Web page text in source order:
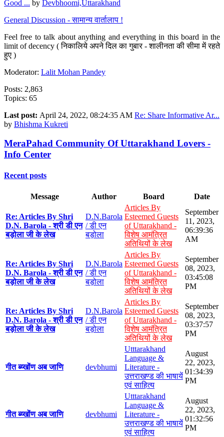
Good ... by Devbhoomi,Uttarakhand
General Discussion - सामान्य वार्तालाप !
Feel free to talk about anything and everything in this board in the
limit of decency ( निकालिये अपने दिल का गुबार - शालीनता की सीमा में रहते
हुए )
Moderator: Lalit Mohan Pandey
Posts: 2,863
Topics: 65
Last post: April 24, 2022, 08:24:35 AM Re: Share Informative Ar...
by Bhishma Kukreti
MeraPahad Community Of Uttarakhand Lovers -
Info Center
Recent posts
Message Author Board Date
Re: Articles By Shri
D.N. Barola - श्री डी एन
बड़ोला जी के लेख
D.N.Barola
/ डी एन
बड़ोला
Articles By
Esteemed Guests
of Uttarakhand -
विशेष आमंत्रित
अतिथियों के लेख
September
11, 2023,
06:39:36
AM
Re: Articles By Shri
D.N. Barola - श्री डी एन
बड़ोला जी के लेख
D.N.Barola
/ डी एन
बड़ोला
Articles By
Esteemed Guests
of Uttarakhand -
विशेष आमंत्रित
अतिथियों के लेख
September
08, 2023,
03:45:08
PM
Re: Articles By Shri
D.N. Barola - श्री डी एन
बड़ोला जी के लेख
D.N.Barola
/ डी एन
बड़ोला
Articles By
Esteemed Guests
of Uttarakhand -
विशेष आमंत्रित
अतिथियों के लेख
September
08, 2023,
03:37:57
PM
गीत ब्य्खोंण अब जाणि devbhumi
Utttarakhand
Language &
Literature -
उत्तराखण्ड की भाषायें
एवं साहित्य
August
22, 2023,
01:34:39
PM
गीत ब्य्खोंण अब जाणि devbhumi
Utttarakhand
Language &
Literature -
उत्तराखण्ड की भाषायें
एवं साहित्य
August
22, 2023,
01:32:56
PM